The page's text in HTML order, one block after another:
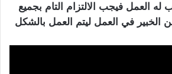
العمل فيجب الالتزام التام بجميع
الخبير في العمل ليتم العمل بالشكل